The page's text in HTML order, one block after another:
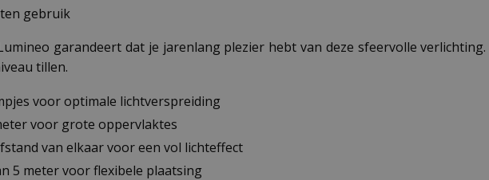
gebruik
garandeert dat je jarenlang plezier hebt van deze sfeervolle
tillen.
voor optimale lichtverspreiding
voor grote oppervlaktes
van elkaar voor een vol lichteffect
5 meter voor flexibele plaatsing